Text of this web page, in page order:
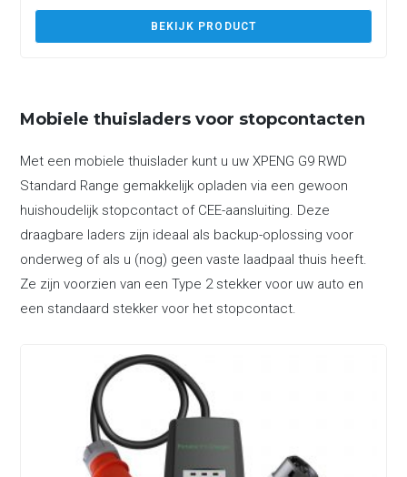
BEKIJK PRODUCT
Mobiele thuisladers voor stopcontacten
Met een mobiele thuislader kunt u uw XPENG G9 RWD
Standard Range gemakkelijk opladen via een gewoon
huishoudelijk stopcontact of CEE-aansluiting. Deze
draagbare laders zijn ideaal als backup-oplossing voor
onderweg of als u (nog) geen vaste laadpaal thuis heeft.
Ze zijn voorzien van een Type 2 stekker voor uw auto en
een standaard stekker voor het stopcontact.